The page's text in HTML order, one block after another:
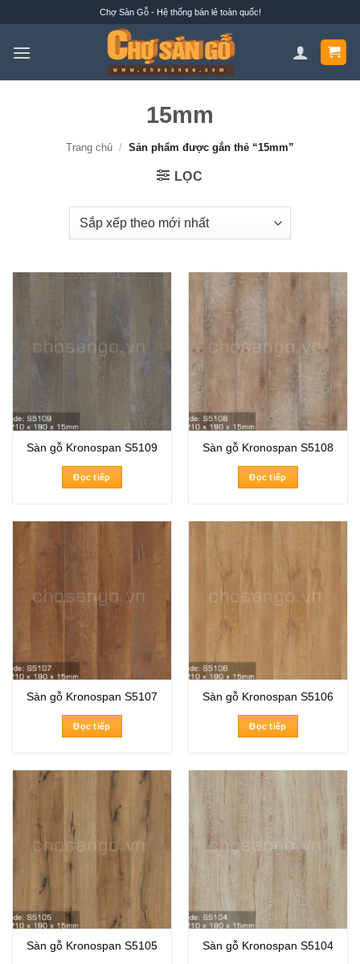
nội
Chợ Sàn Gỗ - Hệ thống bán lẻ toàn quốc!
15mm
Trang chủ / Sản phẩm được gắn thẻ “15mm”
LỌC
Sàn gỗ Kronospan S5109
Đọc tiếp
Sàn gỗ Kronospan S5108
Đọc tiếp
Sàn gỗ Kronospan S5107
Đọc tiếp
Sàn gỗ Kronospan S5106
Đọc tiếp
Sàn gỗ Kronospan S5105 Sàn gỗ Kronospan S5104